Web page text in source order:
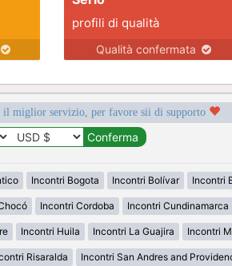
profili di qualità
Qualità confermata
il miglior servizio, per favore sii di supporto
Incontri Bogota Incontri Bolívar Incontri
Incontri Cordoba Incontri Cundinamarca
Incontri Huila Incontri La Guajira Incontri
Risaralda Incontri San Andres and